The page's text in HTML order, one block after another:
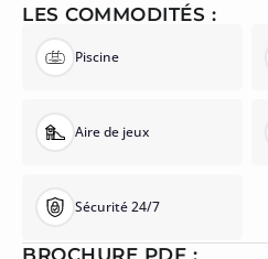
LES COMMODITÉS :
Piscine
Aire de jeux
Sécurité 24/7
BROCHURE PDF :